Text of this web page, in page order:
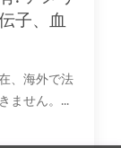
子、血
、海外で法
ません。...